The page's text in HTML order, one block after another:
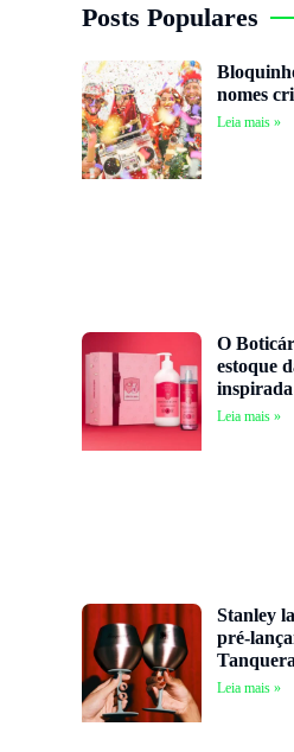
Posts Populares
nomes
Leia mais »
O
estoque
Leia mais »
Stanley
pré-
Leia mais »